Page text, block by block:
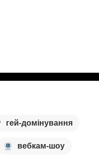
гей-домінування
вебкам-шоу